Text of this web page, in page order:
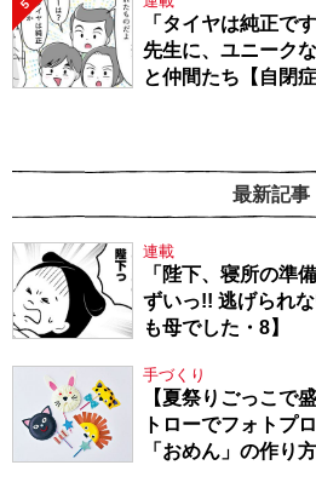
5
「タイヤは純正で
先生に、ユニーク
と仲間たち【自閉
最新記事
連載
「陛下、寝所の準
ずいっ!! 逃げられ
も母でした・8】
手づくり
【夏祭りごっこで
トローでフォトプ
「おめん」の作り方